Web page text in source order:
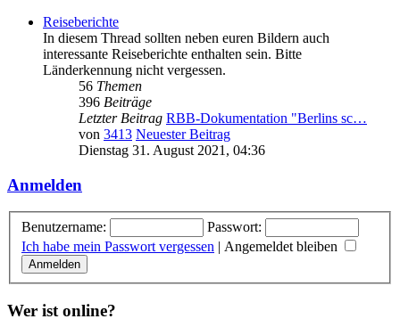
Reiseberichte
In diesem Thread sollten neben euren Bildern auch
interessante Reiseberichte enthalten sein. Bitte
Länderkennung nicht vergessen.
56 Themen
396 Beiträge
Letzter Beitrag RBB-Dokumentation "Berlins sc…
von 3413 Neuester Beitrag
Dienstag 31. August 2021, 04:36
Anmelden
Benutzername:
Passwort:
Ich habe mein Passwort vergessen | Angemeldet bleiben
Wer ist online?